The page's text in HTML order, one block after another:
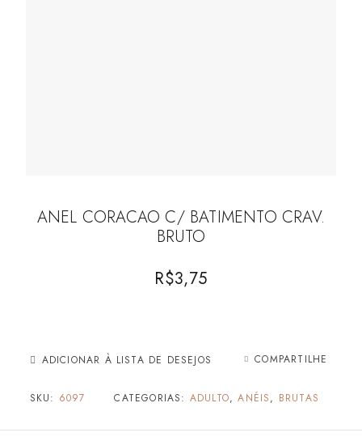
ANEL CORACAO C/ BATIMENTO CRAV.
BRUTO
R$3,75
ADICIONAR À LISTA DE DESEJOS COMPARTILHE
SKU: 6097 CATEGORIAS: ADULTO,ANÉIS, BRUTAS